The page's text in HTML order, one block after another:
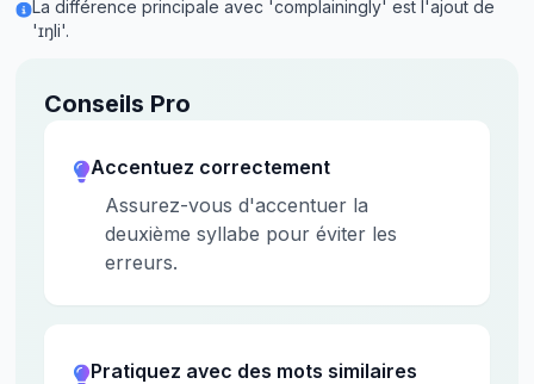
La différence principale avec 'complainingly' est l'ajout de
'ɪŋli'.
Conseils Pro
Accentuez correctement
Assurez-vous d'accentuer la
deuxième syllabe pour éviter les
erreurs.
Pratiquez avec des mots similaires